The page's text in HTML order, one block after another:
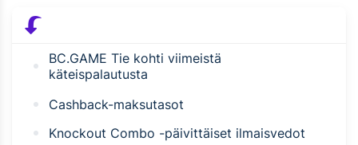
BC.GAME Tie kohti viimeistä
käteispalautusta
Cashback-maksutasot
Knockout Combo -päivittäiset ilmaisvedot